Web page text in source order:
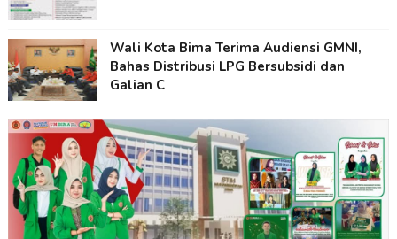
Wali Kota Bima Terima Audiensi GMNI,
Bahas Distribusi LPG Bersubsidi dan
Galian C